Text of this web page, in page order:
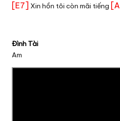
[E7] Xin hồn tôi còn mãi tiếng
Đình Tài
Am